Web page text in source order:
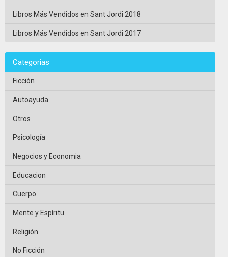
Libros Más Vendidos en Sant Jordi 2018
Libros Más Vendidos en Sant Jordi 2017
Categorias
Ficción
Autoayuda
Otros
Psicología
Negocios y Economia
Educacion
Cuerpo
Mente y Espíritu
Religión
No Ficción